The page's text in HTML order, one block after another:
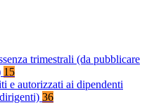
trimestrali (da pubblicare
15
e autorizzati ai dipendenti
36